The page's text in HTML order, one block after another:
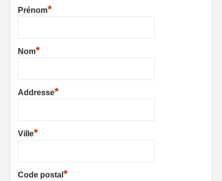
Prénom*
Nom*
Addresse*
Ville*
Code postal *